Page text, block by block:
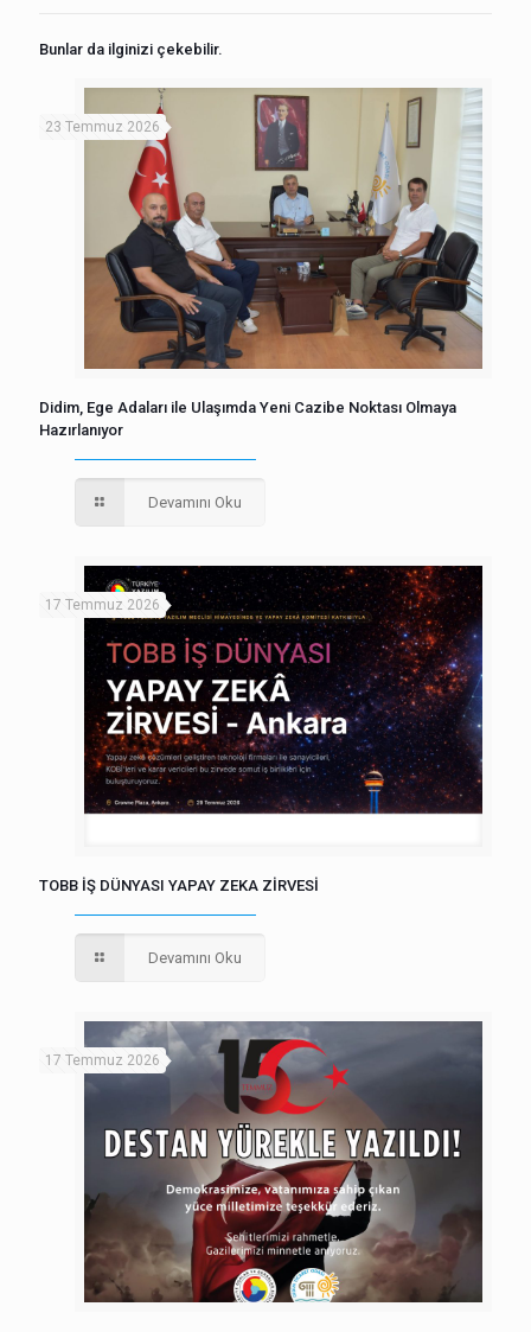
Bunlar da ilginizi çekebilir.
23 Temmuz 2026
Didim, Ege Adaları ile Ulaşımda Yeni Cazibe Noktası Olmaya
Hazırlanıyor
Devamını Oku
17 Temmuz 2026
TOBB İŞ DÜNYASI YAPAY ZEKA ZİRVESİ
Devamını Oku
17 Temmuz 2026